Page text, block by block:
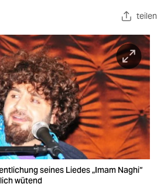
teilen
seines Liedes „Imam Naghi“
wütend